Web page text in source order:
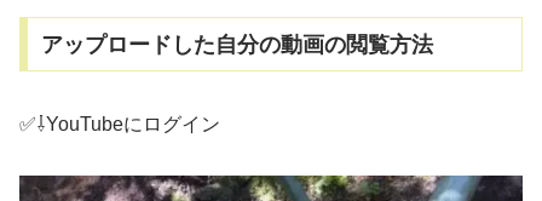
アップロードした自分の動画の閲覧方法
✅⇩YouTubeにログイン